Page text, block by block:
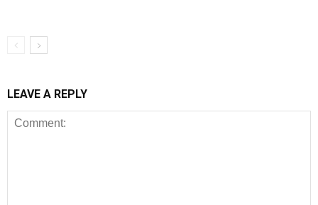
LEAVE A REPLY